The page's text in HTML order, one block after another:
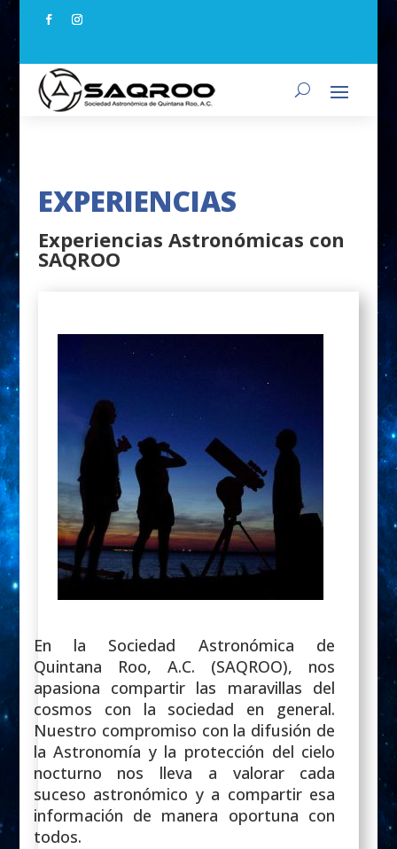
EXPERIENCIAS
Experiencias Astronómicas con
SAQROO
En la Sociedad Astronómica de
Quintana Roo, A.C. (SAQROO), nos
apasiona compartir las maravillas del
cosmos con la sociedad en general.
Nuestro compromiso con la difusión de
la Astronomía y la protección del cielo
nocturno nos lleva a valorar cada
suceso astronómico y a compartir esa
información de manera oportuna con
todos.